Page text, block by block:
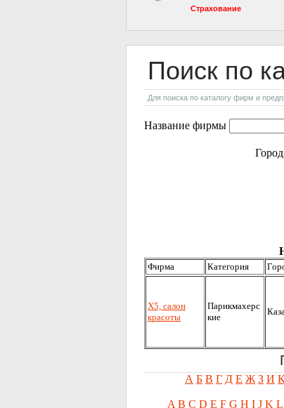
Страхование
Поиск по
Для поиска по каталогу фирм и
Название фирмы
Город
Фирма Категория
Х5, салон
красоты
Парикмахерс
кие
А Б В Г Д Е Ж З И
A B C D E F G H I J K L